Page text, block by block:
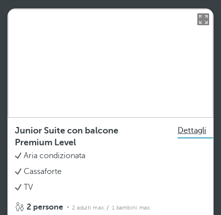
Junior Suite con balcone
Premium Level
Dettagli
Aria condizionata
Cassaforte
TV
2 persone 2 adulti max. / 1 bambini max.